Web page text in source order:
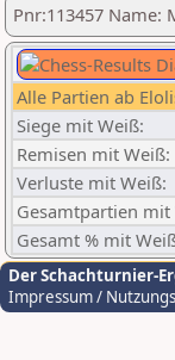
Pnr:113457 Name:
Alle Partien ab
Siege mit Weiß:
Remisen mit Weiß:
Verluste mit Weiß:
Gesamtpartien mit
Gesamt % mit
Der Schachturnier-
Impressum /